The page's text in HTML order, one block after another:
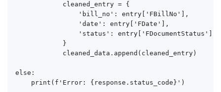
            cleaned_entry = {
                'bill_no': entry['FBillNo'],
                'date': entry['FDate'],
                'status': entry['FDocumentStatus']
            }
            cleaned_data.append(cleaned_entry)
else:
    print(f'Error: {response.status_code}')